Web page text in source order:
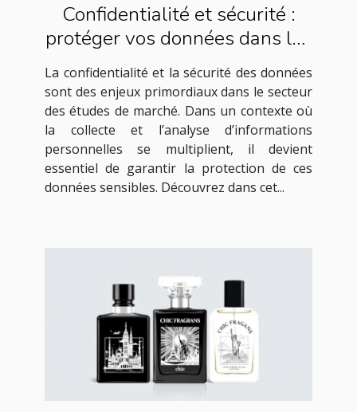
Confidentialité et sécurité :
protéger vos données dans les
études de marché
La confidentialité et la sécurité des données
sont des enjeux primordiaux dans le secteur
des études de marché. Dans un contexte où
la collecte et l’analyse d’informations
personnelles se multiplient, il devient
essentiel de garantir la protection de ces
données sensibles. Découvrez dans cet...